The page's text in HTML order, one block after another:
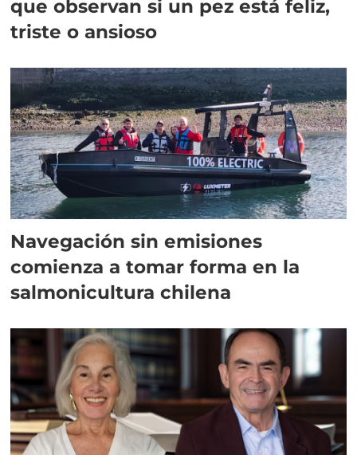
que observan si un pez está feliz,
triste o ansioso
Navegación sin emisiones
comienza a tomar forma en la
salmonicultura chilena